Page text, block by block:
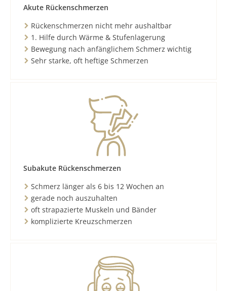
Akute Rückenschmerzen
Rückenschmerzen nicht mehr aushaltbar
1. Hilfe durch Wärme & Stufenlagerung
Bewegung nach anfänglichem Schmerz wichtig
Sehr starke, oft heftige Schmerzen
Subakute Rückenschmerzen
Schmerz länger als 6 bis 12 Wochen an
gerade noch auszuhalten
oft strapazierte Muskeln und Bänder
komplizierte Kreuzschmerzen